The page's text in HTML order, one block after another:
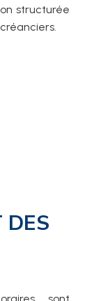
structurée
DES